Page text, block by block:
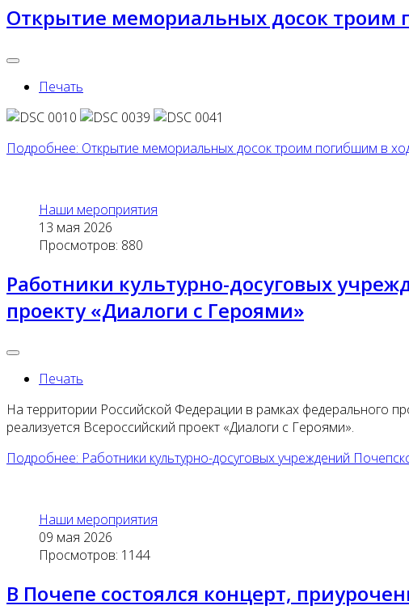
Открытие мемориальных досок троим
Печать
Подробнее: Открытие мемориальных досок троим погибшим в
Наши мероприятия
13 мая 2026
Просмотров: 880
Работники культурно-досуговых
проекту «Диалоги с Героями»
Печать
На территории Российской Федерации в рамках федерального
реализуется Всероссийский проект «Диалоги с Героями».
Подробнее: Работники культурно-досуговых учреждений
Наши мероприятия
09 мая 2026
Просмотров: 1144
В Почепе состоялся концерт,